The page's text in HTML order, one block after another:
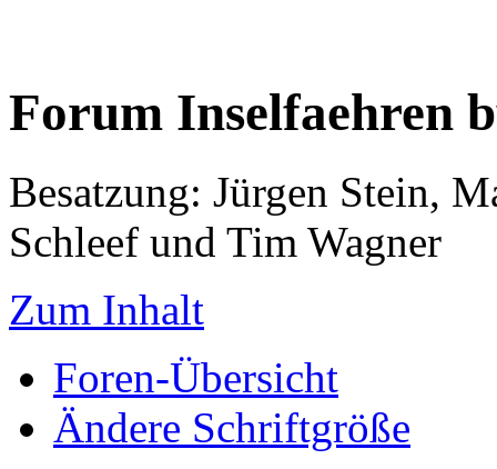
Forum Inselfaehren
Besatzung: Jürgen Stein,
Schleef und Tim Wagner
Zum Inhalt
Foren-Übersicht
Ändere Schriftgröße